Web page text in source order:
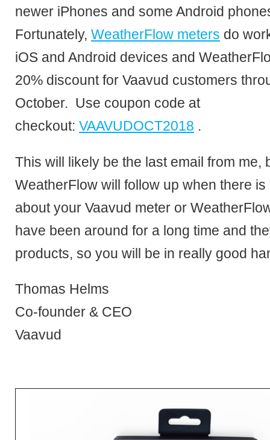
newer iPhones and some Android
Fortunately, WeatherFlow meters do
iOS and Android devices and
20% discount for Vaavud customers
October. Use coupon code at
checkout: VAAVUDOCT2018 .
This will likely be the last email from me,
WeatherFlow will follow up when there
about your Vaavud meter or
have been around for a long time and
products, so you will be in really good
Thomas Helms
Co-founder & CEO
Vaavud